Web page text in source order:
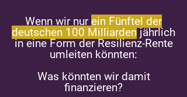
Wenn wir nurein Fünftel der
deutschen 100 Milliardenjährlich
in eine Form der Resilienz-Rente
umleiten könnten:
Was könnten wir damit
finanzieren?